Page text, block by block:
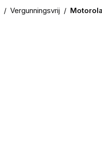
/ Vergunningsvrij /